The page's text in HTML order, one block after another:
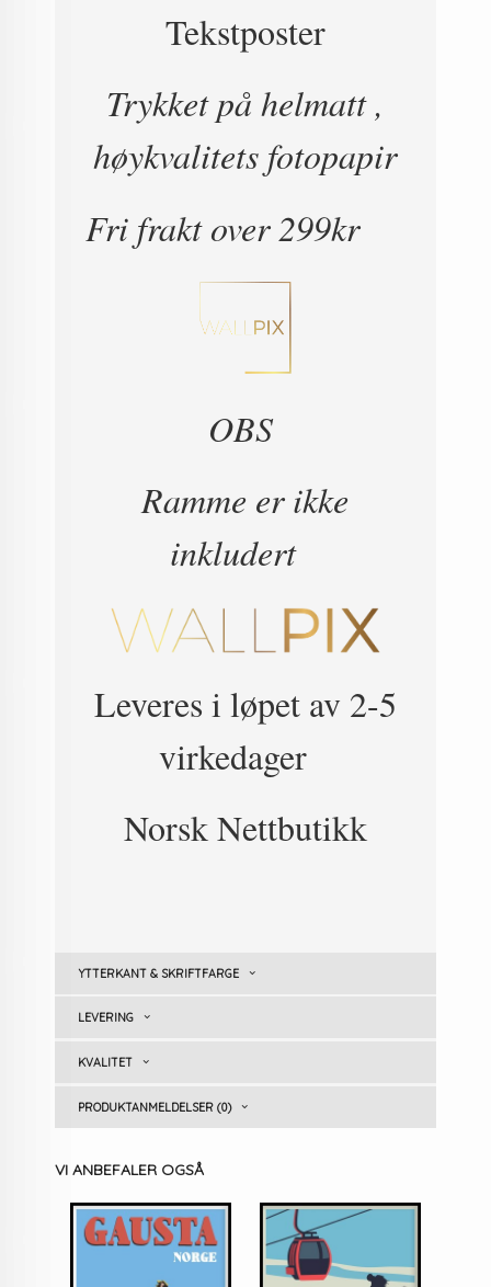
Tekstposter
Trykket på helmatt ,
høykvalitets fotopapir
Fri frakt over 299kr
OBS
Ramme er ikke
inkludert
Leveres i løpet av 2-5
virkedager
Norsk Nettbutikk
YTTERKANT & SKRIFTFARGE
LEVERING
KVALITET
PRODUKTANMELDELSER (0)
VI ANBEFALER OGSÅ